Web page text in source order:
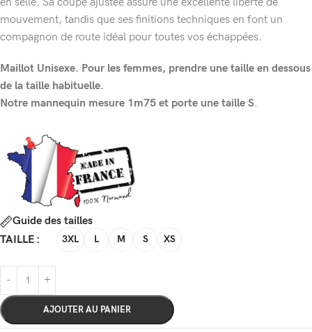
mouvement, tandis que ses finitions techniques en font un
compagnon de route idéal pour toutes vos échappées.
Maillot Unisexe. Pour les femmes, prendre une taille en dessous
de la taille habituelle.
Notre mannequin mesure 1m75 et porte une taille S.
Guide des tailles
TAILLE
3XL L M S XS
AJOUTER AU PANIER